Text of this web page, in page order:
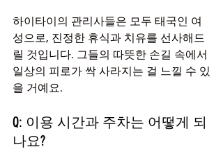
하이타이의 관리사들은 모두 태국인 여
성으로, 진정한 휴식과 치유를 선사해드
릴 것입니다. 그들의 따뜻한 손길 속에서
일상의 피로가 싹 사라지는 걸 느낄 수 있
을 거예요.
Q: 이용 시간과 주차는 어떻게 되
나요?